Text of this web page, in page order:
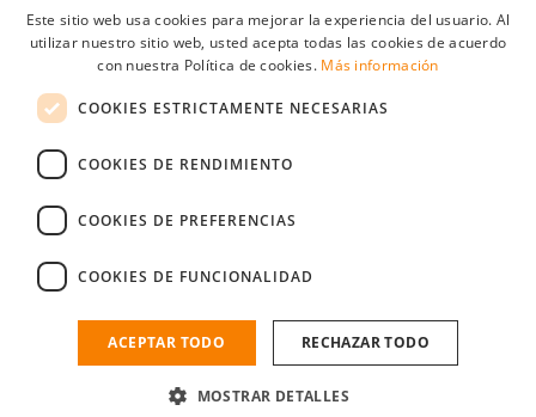
Acceso empresas
Contraseña
Recordarme
Conectarse
Registro gratuito empresas
Encuentre al candidato perfecto a tan sólo un par de clicks
Este sitio web usa cookies para mejorar la experiencia del usuario. Al
utilizar nuestro sitio web, usted acepta todas las cookies de acuerdo
con nuestra Política de cookies. Más información
COOKIES ESTRICTAMENTE NECESARIAS
COOKIES DE RENDIMIENTO
COOKIES DE PREFERENCIAS
COOKIES DE FUNCIONALIDAD
ACEPTAR TODO RECHAZAR TODO
MOSTRAR DETALLES